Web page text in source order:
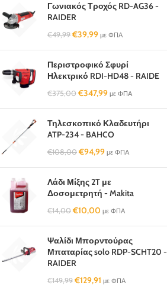
Γωνιακός Τροχός RD-AG36 -
RAIDER
€49,99 €39,99 με ΦΠΑ
Περιστροφικό Σφυρί
Ηλεκτρικό RDI-HD48 - RAIDE
€375,00 €347,99 με ΦΠΑ
Τηλεσκοπικό Κλαδευτήρι
ATP-234 - BAHCO
€108,00 €94,99 με ΦΠΑ
Λάδι Μίξης 2T με
Δοσομετρητή - Makita
€14,00 €10,00 με ΦΠΑ
Ψαλίδι Μπορντούρας
Μπαταρίας solo RDP-SCHT20 -
RAIDER
€149,99 €129,91 με ΦΠΑ